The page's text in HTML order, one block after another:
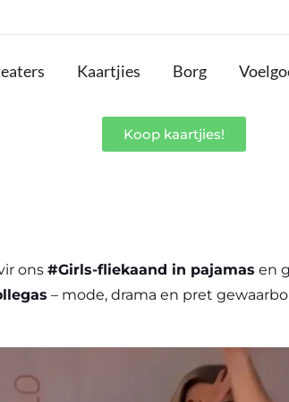
Kaartjies Borg
Koop kaartjies!
ons #Girls-fliekaand in pajamas en
– mode, drama en pret